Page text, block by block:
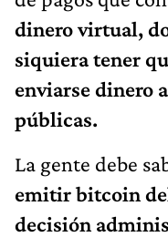
dinero virtual,
siquiera tener
enviarse dinero
públicas.
La gente debe
emitir bitcoin
decisión